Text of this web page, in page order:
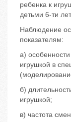
ребенка к
детьми 6-ти
Наблюдение
показателям:
а)
игрушкой в
б)
игрушкой;
в) частота